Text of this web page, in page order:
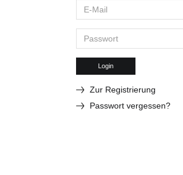
Login
Zur Registrierung
Passwort vergessen?